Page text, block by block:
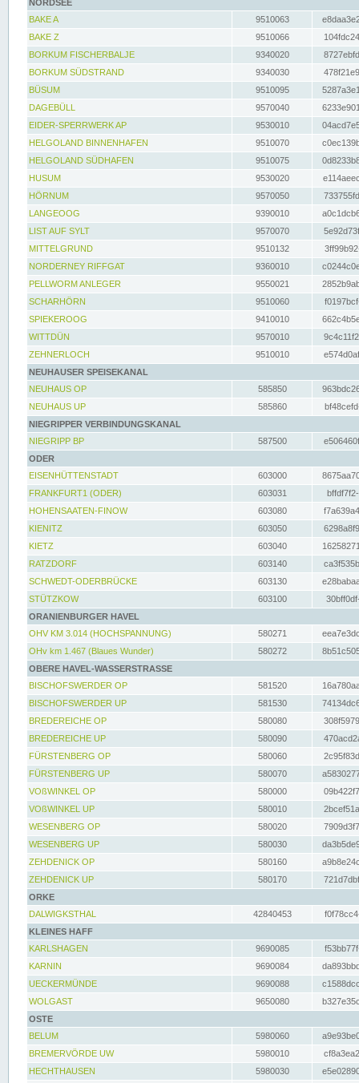
NORDSEE
BAKE A
9510063
BAKE Z
9510066
BORKUM FISCHERBALJE
9340020
BORKUM SÜDSTRAND
9340030
BÜSUM
9510095
DAGEBÜLL
9570040
EIDER-SPERRWERK AP
9530010
HELGOLAND BINNENHAFEN
9510070
HELGOLAND SÜDHAFEN
9510075
HUSUM
9530020
HÖRNUM
9570050
LANGEOOG
9390010
LIST AUF SYLT
9570070
MITTELGRUND
9510132
NORDERNEY RIFFGAT
9360010
PELLWORM ANLEGER
9550021
SCHARHÖRN
9510060
SPIEKEROOG
9410010
WITTDÜN
9570010
ZEHNERLOCH
9510010
NEUHAUSER SPEISEKANAL
NEUHAUS OP
585850
NEUHAUS UP
585860
NIEGRIPPER VERBINDUNGSKANAL
NIEGRIPP BP
587500
ODER
EISENHÜTTENSTADT
603000
FRANKFURT1 (ODER)
603031
HOHENSAATEN-FINOW
603080
KIENITZ
603050
KIETZ
603040
RATZDORF
603140
SCHWEDT-ODERBRÜCKE
603130
STÜTZKOW
603100
ORANIENBURGER HAVEL
OHV KM 3.014 (HOCHSPANNUNG)
580271
OHv km 1.467 (Blaues Wunder)
580272
OBERE HAVEL-WASSERSTRASSE
BISCHOFSWERDER OP
581520
BISCHOFSWERDER UP
581530
BREDEREICHE OP
580080
BREDEREICHE UP
580090
FÜRSTENBERG OP
580060
FÜRSTENBERG UP
580070
VOßWINKEL OP
580000
VOßWINKEL UP
580010
WESENBERG OP
580020
WESENBERG UP
580030
ZEHDENICK OP
580160
ZEHDENICK UP
580170
ORKE
DALWIGKSTHAL
42840453
KLEINES HAFF
KARLSHAGEN
9690085
KARNIN
9690084
UECKERMÜNDE
9690088
WOLGAST
9650080
OSTE
BELUM
5980060
BREMERVÖRDE UW
5980010
HECHTHAUSEN
5980030